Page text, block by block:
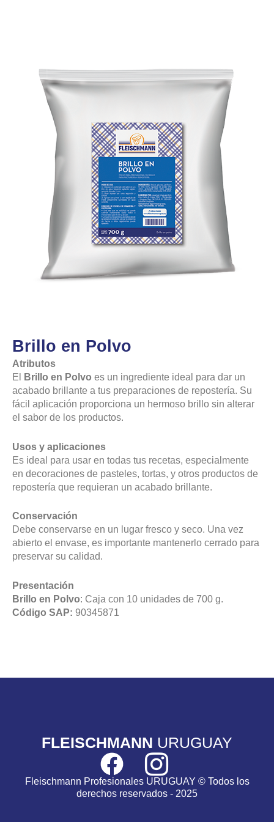
Brillo en Polvo
Atributos
El
Brillo en Polvo es un ingrediente ideal para dar un
acabado brillante a tus preparaciones de repostería. Su
fácil aplicación proporciona un hermoso brillo sin alterar
el sabor de los productos.
Usos y aplicaciones
Es ideal para usar en todas tus recetas, especialmente
en decoraciones de pasteles, tortas, y otros productos de
repostería que requieran un acabado brillante.
Conservación
Debe conservarse en un lugar fresco y seco. Una vez
abierto el envase, es importante mantenerlo cerrado para
preservar su calidad.
Presentación
Brillo en Polvo: Caja con 10 unidades de 700 g.
Código SAP: 90345871
FLEISCHMANN URUGUAY
Fleischmann Profesionales URUGUAY © Todos los
derechos reservados - 2025